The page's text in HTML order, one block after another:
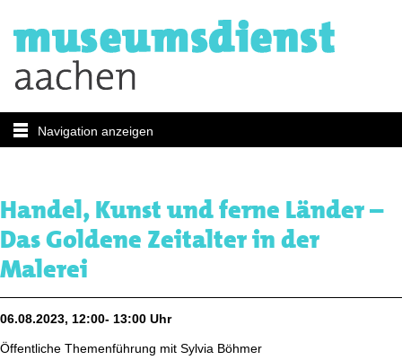
Navigation anzeigen
Handel, Kunst und ferne Länder –
Das Goldene Zeitalter in der
Malerei
06.08.2023, 12:00- 13:00 Uhr
Öffentliche Themenführung mit Sylvia Böhmer